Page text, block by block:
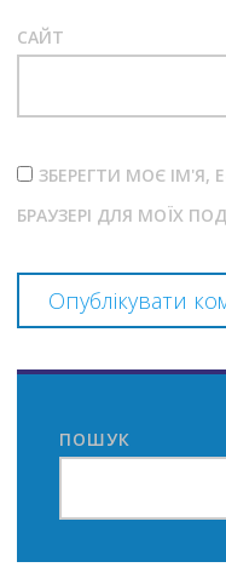
САЙТ
ЗБЕРЕГТИ МОЄ ІМ'Я,
БРАУЗЕРІ ДЛЯ МОЇХ
ПОШУК